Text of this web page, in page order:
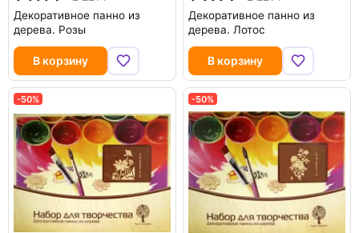
Декоративное панно из
дерева. Розы
В корзину
Декоративное панно из
дерева. Лотос
В корзину
-50% -50%